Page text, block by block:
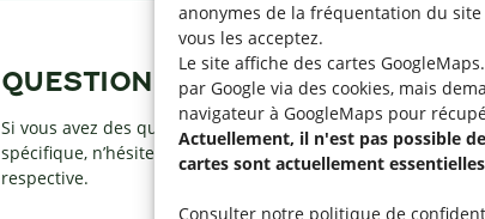
anonymes de la fréquentation du site
vous les acceptez.
Le site affiche des cartes
par Google via des cookies, mais
navigateur à GoogleMaps pour
Actuellement, il n'est pas possible
cartes sont actuellement
Consulter notre politique de
QUESTIONS ?
Si vous avez des questions par rapport à une activité
spécifique, n’hésitez pas à contacter l’organisation
respective.